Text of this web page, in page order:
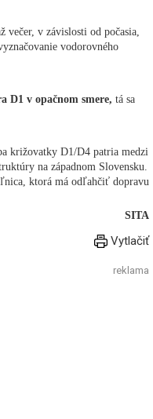
v závislosti od počasia,
vodorovného
D1 v opačnom smere, tá sa
križovatky D1/D4 patria medzi
na západnom Slovensku.
ktorá má odľahčiť dopravu
SITA
Vytlačiť
reklama